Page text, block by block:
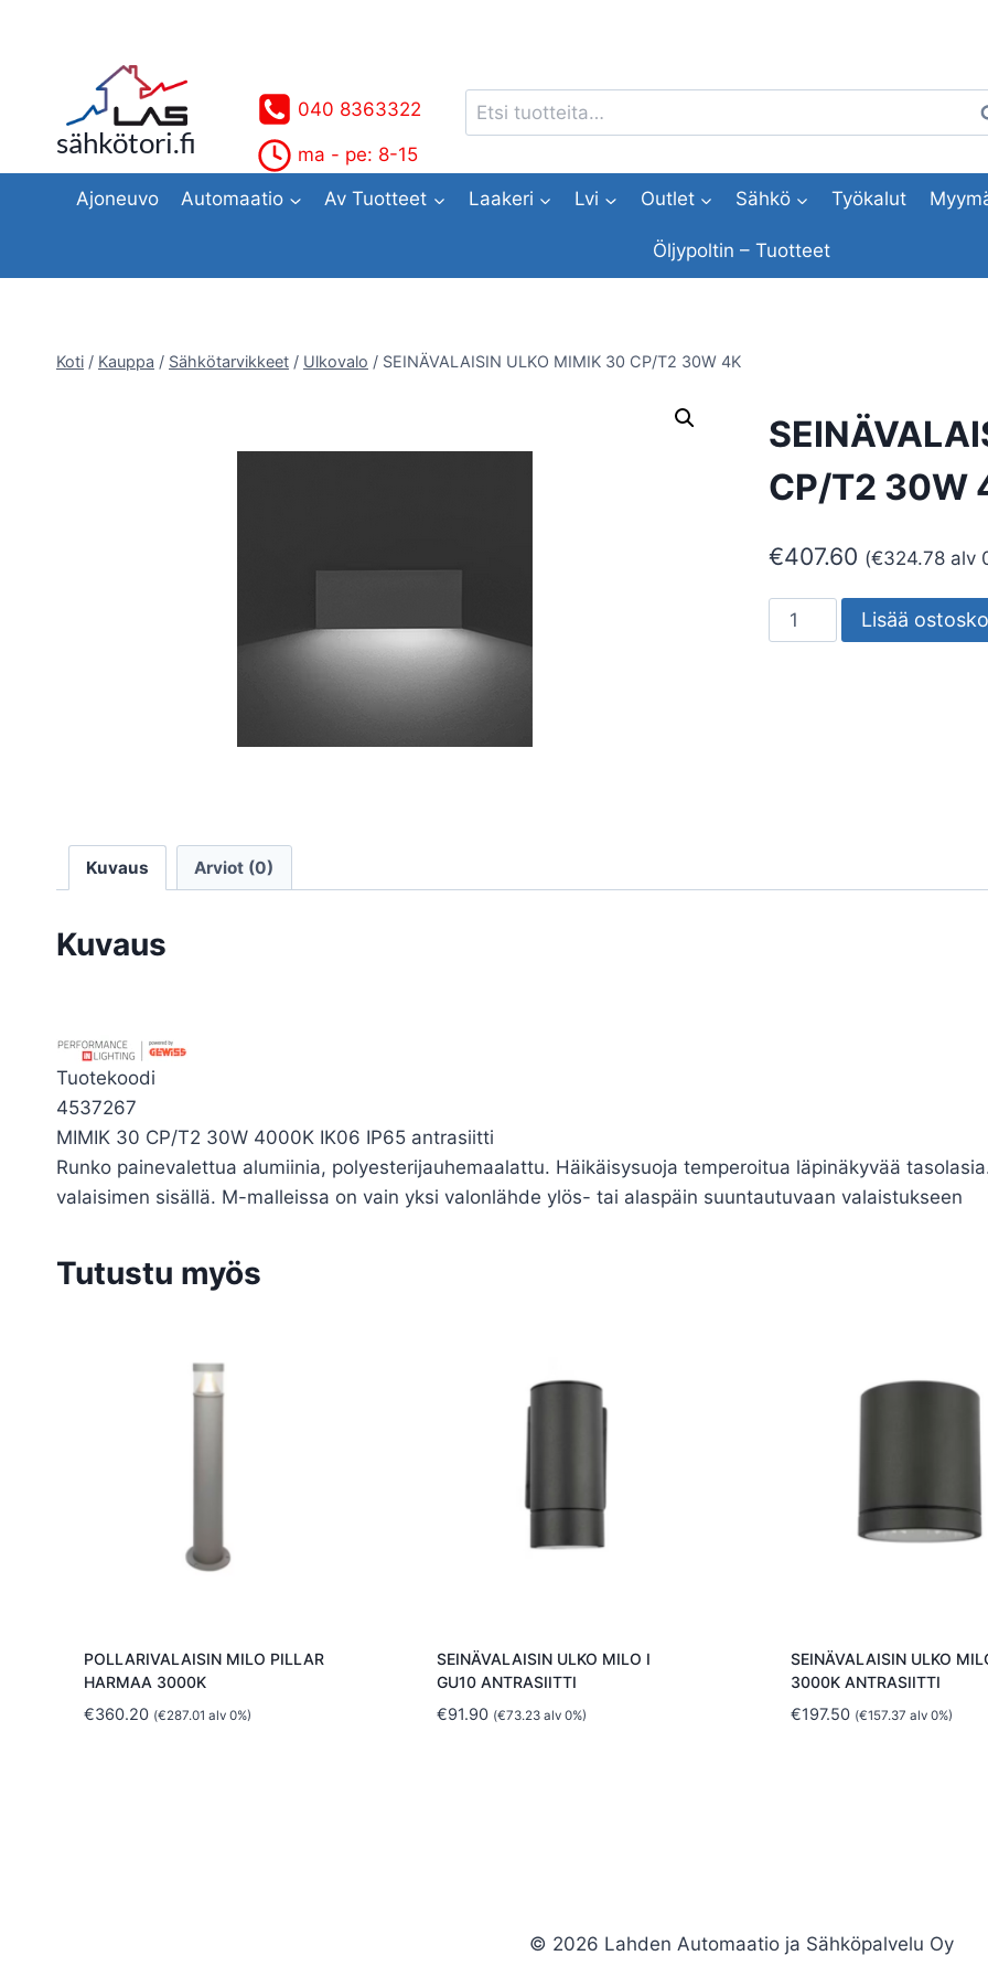
sähkötori.fi
040 8363322
ma - pe: 8-15
Etsi:
Ajoneuvo Automaatio Av Tuotteet Laakeri Lvi Outlet Sähkö Työkalut
Öljypoltin – Tuotteet
Koti / Kauppa / Sähkötarvikkeet / Ulkovalo / SEINÄVALAISIN ULKO MIMIK 30 CP/T2 30W 4K
CP/T2 30W
€407.60 (€324.78alv
SEINÄVALAISIN
ULKO
Lisää
Kuvaus Arviot (0)
Kuvaus
Tuotekoodi
4537267
MIMIK 30 CP/T2 30W 4000K IK06 IP65 antrasiitti
Runko painevalettua alumiinia, polyesterijauhemaalattu. Häikäisysuoja temperoitua läpinäkyvää
valaisimen sisällä. M-malleissa on vain yksi valonlähde ylös- tai alaspäin suuntautuvaan valaistukseen
Tutustu myös
POLLARIVALAISIN MILO PILLAR
HARMAA 3000K
€360.20 (€287.01 alv 0%)
SEINÄVALAISIN ULKO MILO I
GU10 ANTRASIITTI
€91.90 (€73.23 alv 0%)
SEINÄVALAISIN ULKO
3000K ANTRASIITTI
€197.50 (€157.37 alv 0%)
© 2026 Lahden Automaatio ja Sähköpalvelu Oy